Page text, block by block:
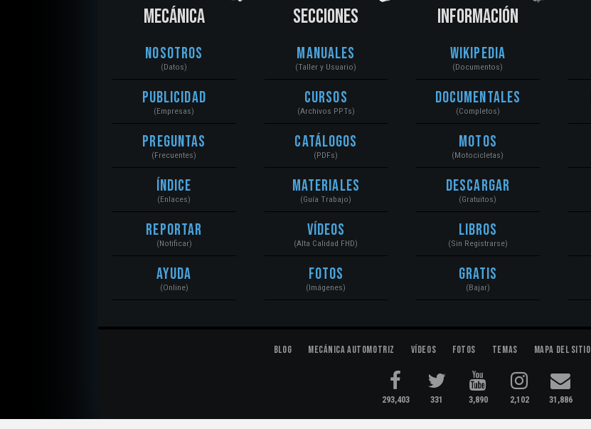
MECÁNICA
Nosotros
(Datos)
Publicidad
(Empresas)
Preguntas
(Frecuentes)
Índice
(Enlaces)
Reportar
(Notificar)
Ayuda
(Online)
SECCIONES
Manuales
(Taller y Usuario)
Cursos
(Archivos PPTs)
Catálogos
(PDFs)
Materiales
(Guía Trabajo)
Vídeos
(Alta Calidad FHD)
Fotos
(Imágenes)
INFORMACIÓN
Wikipedia
(Documentos)
Documentales
(Completos)
Motos
(Motocicletas)
Descargar
(Gratuitos)
Libros
(Sin Registrarse)
Gratis
(Bajar)
Blog Mecánica Automotriz Vídeos Fotos Temas Mapa del Sitio
293,403 331 3,890 2,102 31,886